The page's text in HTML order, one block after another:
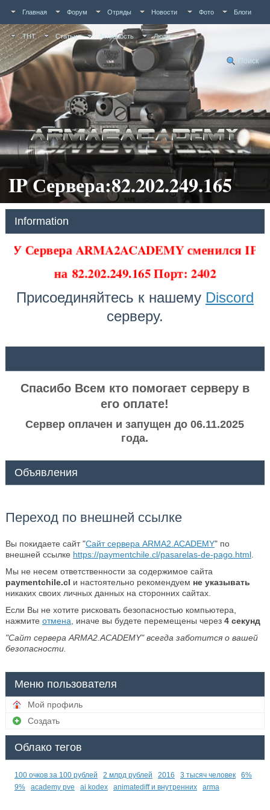
Главная Форум Отряды Новости Фото Блоги
ТНТ Статьи Активность Люди
Поиск
IP Сервера:82.202.249.165
Information
У Сервера ARMA2ACADEMY сменился IP
на 82.202.249.165 Порт: 2402
Присоединяйтесь к нашему Discord
серверу.
Спасибо Всем кто помогает серверу в
его оплате!
Сервер оплачен и запущен до 06.11.2025
года.
Объявления
Переход по внешней ссылке
Вы покидаете сайт "Сайт сервера ARMA2.ACADEMY" по
внешней ссылке https://paymentchile.cl/pasarelas-de-pago.html.
Мы не несем ответственности за содержимое сайта
paymentchile.cl и настоятельно рекомендуем не указывать
никаких своих личных данных на сторонних сайтах.
Если Вы не хотите рисковать безопасностью компьютера,
нажмите отмена , иначе вы будете перемещены через 4секунд
"Сайт сервера ARMA2.ACADEMY" всегда заботится о вашей
безопасности.
Меню пользователя
Мой профиль
Создать
Облако тегов
100 очков за 100 рублей 2 млрд рублей 2016 3 тысяч человек
6%
9%
academy pve ai kodex animatediff и внутренних arma